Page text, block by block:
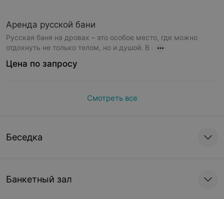
Аренда русской бани
Русская баня на дровах – это особое место, где можно
отдохнуть не только телом, но и душой. В н
Цена по запросу
Смотреть все
Беседка
Банкетный зал